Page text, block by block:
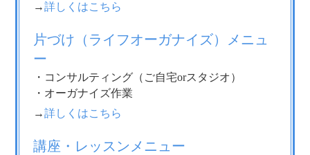
→詳しくはこちら
片づけ（ライフオーガナイズ）メニュ
ー
・コンサルティング（ご自宅orスタジオ）
・オーガナイズ作業
→詳しくはこちら
講座・レッスンメニュー